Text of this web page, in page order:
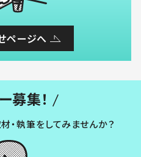
ページへ
募集！
・執筆をしてみませんか？